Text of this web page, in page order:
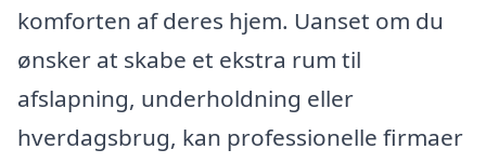
komforten af deres hjem. Uanset om du
ønsker at skabe et ekstra rum til
afslapning, underholdning eller
hverdagsbrug, kan professionelle firmaer